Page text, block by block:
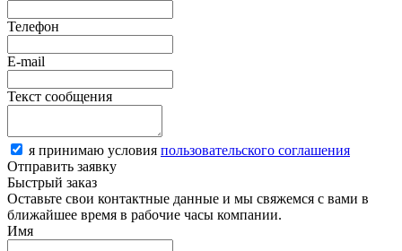
Телефон
E-mail
Текст сообщения
я принимаю условия пользовательского соглашения
Отправить заявку
Быстрый заказ
Оставьте свои контактные данные и мы свяжемся с вами в
ближайшее время в рабочие часы компании.
Имя